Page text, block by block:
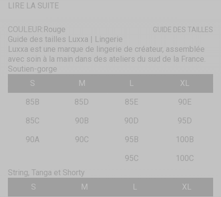
sûr à merveille avec les autres pièces et accesoires de la
LIRE LA SUITE
COULEUR:Rouge GUIDE DES TAILLES
Guide des tailles Luxxa | Lingerie
Luxxa est une marque de lingerie de créateur, assemblée
avec soin à la main dans des ateliers du sud de la France.
Soutien-gorge
S
M L
XL
85B
85D 85E
90E
85C
90B 90D
95D
90A
90C 95B
100B
95C
100C
String, Tanga et Shorty
S
M L
XL